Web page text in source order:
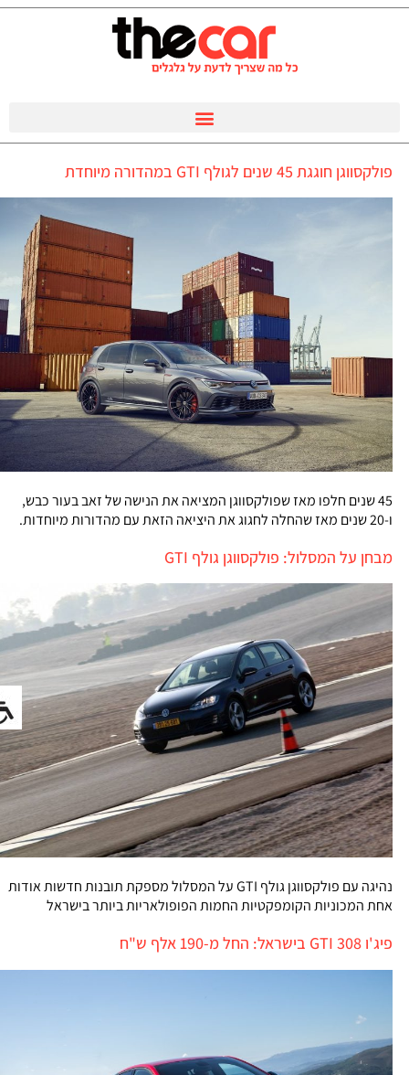
פולקסווגן חוגגת 45 שנים לגולף GTI במהדורה מיוחדת
45 שנים חלפו מאז שפולקסווגן המציאה את הנישה של זאב בעור כבש,
מבחן על המסלול: פולקסווגן גולף GTI
נהיגה עם פולקסווגן גולף GTI על המסלול מספקת תובנות חדשות אודות
אחת המכוניות הקומפקטיות החמות הפופולאריות ביותר בישראל
פיג'ו GTI 308 בישראל: החל מ-190 אלף ש"ח